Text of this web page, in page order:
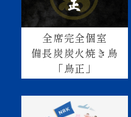
全席完全個室
備長炭炭火焼き鳥
「鳥正」